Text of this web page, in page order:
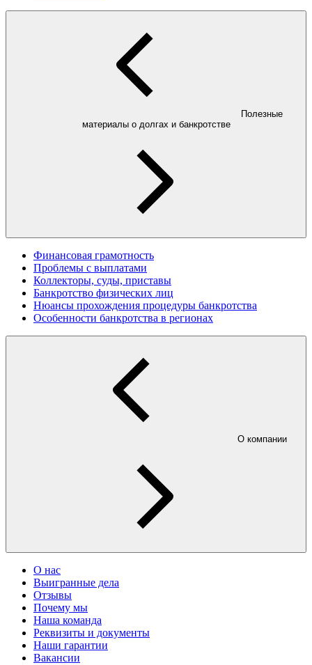
Полезные
материалы о долгах и банкротстве
Финансовая грамотность
Проблемы с выплатами
Коллекторы, суды, приставы
Банкротство физических лиц
Нюансы прохождения процедуры банкротства
Особенности банкротства в регионах
О компании
О нас
Выигранные дела
Отзывы
Почему мы
Наша команда
Реквизиты и документы
Наши гарантии
Вакансии